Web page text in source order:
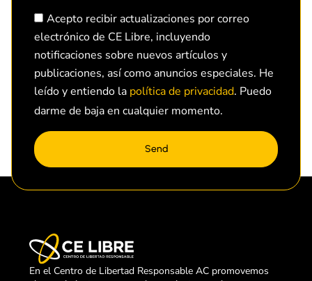
Acepto recibir actualizaciones por correo
electrónico de CE Libre, incluyendo
notificaciones sobre nuevos artículos y
publicaciones, así como anuncios especiales. He
leído y entiendo la política de privacidad. Puedo
darme de baja en cualquier momento.
Send
En el Centro de Libertad Responsable AC promovemos